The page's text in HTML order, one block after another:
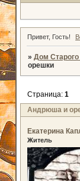
Привет, Гость!
» Дом
орешки
Андрюша и
Страница: 1
Екатерина
Житель